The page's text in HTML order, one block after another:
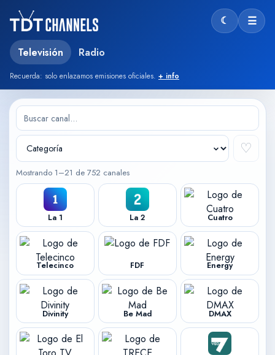
Televisión Radio
Recuerda: solo enlazamos emisiones oficiales. + info
☾Modo☰
♡
Mostrando 1–21 de 752 canales
La 1 La 2 Cuatro
Telecinco FDF Energy
Divinity Be Mad DMAX